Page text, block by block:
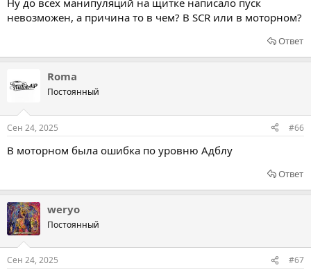
Ну до всех манипуляций на щитке написало пуск
невозможен, а причина то в чем? В SCR или в моторном?
Ответ
Roma
Постоянный
Сен 24, 2025 #66
В моторном была ошибка по уровню Адблу
Ответ
weryo
Постоянный
Сен 24, 2025 #67